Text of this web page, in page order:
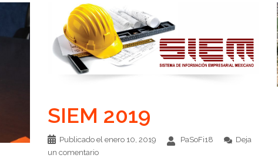
SIEM 2019
Publicado el enero 10, 2019 PaSoFi18
Deja
un comentario